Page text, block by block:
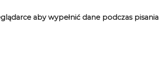
aby wypełnić dane podczas pisania